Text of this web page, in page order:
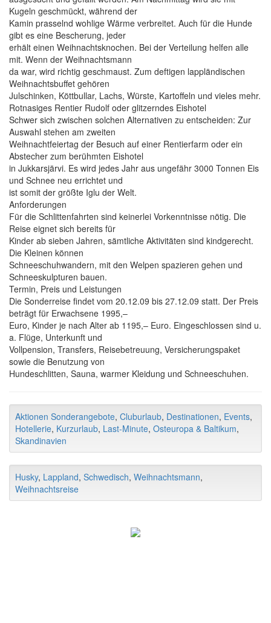
Kugeln geschmückt, während der
Kamin prasselnd wohlige Wärme verbreitet. Auch für die Hunde
gibt es eine Bescherung, jeder
erhält einen Weihnachtsknochen. Bei der Verteilung helfen alle
mit. Wenn der Weihnachtsmann
da war, wird richtig geschmaust. Zum deftigen lappländischen
Weihnachtsbuffet gehören
Julschinken, Köttbullar, Lachs, Würste, Kartoffeln und vieles mehr.
Rotnasiges Rentier Rudolf oder glitzerndes Eishotel
Schwer sich zwischen solchen Alternativen zu entscheiden: Zur
Auswahl stehen am zweiten
Weihnachtfeiertag der Besuch auf einer Rentierfarm oder ein
Abstecher zum berühmten Eishotel
in Jukkarsjärvi. Es wird jedes Jahr aus ungefähr 3000 Tonnen Eis
und Schnee neu errichtet und
ist somit der größte Iglu der Welt.
Anforderungen
Für die Schlittenfahrten sind keinerlei Vorkenntnisse nötig. Die
Reise eignet sich bereits für
Kinder ab sieben Jahren, sämtliche Aktivitäten sind kindgerecht.
Die Kleinen können
Schneeschuhwandern, mit den Welpen spazieren gehen und
Schneeskulpturen bauen.
Termin, Preis und Leistungen
Die Sonderreise findet vom 20.12.09 bis 27.12.09 statt. Der Preis
beträgt für Erwachsene 1995,–
Euro, Kinder je nach Alter ab 1195,– Euro. Eingeschlossen sind u.
a. Flüge, Unterkunft und
Vollpension, Transfers, Reisebetreuung, Versicherungspaket
sowie die Benutzung von
Hundeschlitten, Sauna, warmer Kleidung und Schneeschuhen.
Aktionen Sonderangebote, Cluburlaub, Destinationen, Events,
Hotellerie, Kurzurlaub, Last-Minute, Osteuropa & Baltikum,
Skandinavien
Husky, Lappland, Schwedisch, Weihnachtsmann,
Weihnachtsreise